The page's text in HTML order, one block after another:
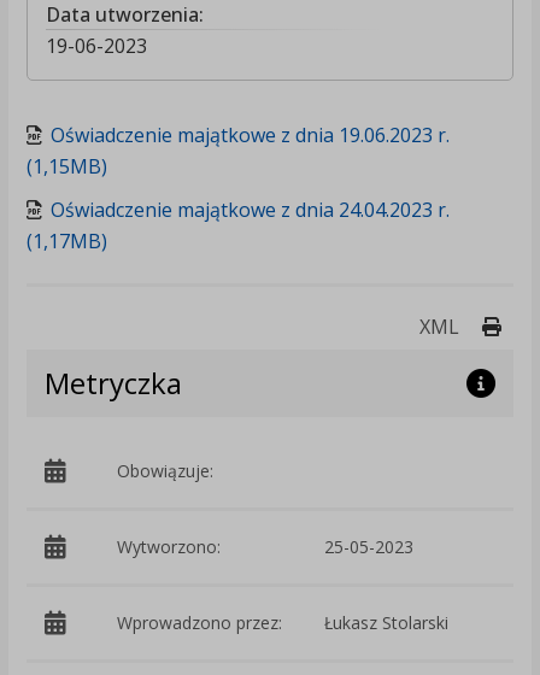
Data utworzenia:
19-06-2023
Oświadczenie majątkowe z dnia 19.06.2023 r.
(1,15MB)
Oświadczenie majątkowe z dnia 24.04.2023 r.
(1,17MB)
XML
Metryczka
Obowiązuje:
Wytworzono: 25-05-2023
Wprowadzono przez: Łukasz Stolarski